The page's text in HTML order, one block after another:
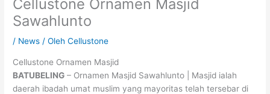
Cellustone Ornamen Masjid
Sawahlunto
/ News / OlehCellustone
Cellustone Ornamen Masjid
BATUBELING – Ornamen Masjid Sawahlunto | Masjid ialah
daerah ibadah umat muslim yang mayoritas telah tersebar di